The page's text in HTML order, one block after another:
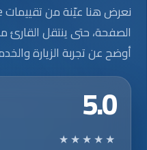
الصفحة، حتى ينتقل
أوضح عن تجربة الزيارة
5.0
★★★★★